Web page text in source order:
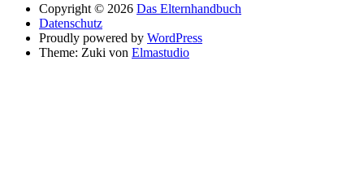
Copyright © 2026 Das Elternhandbuch
Datenschutz
Proudly powered by WordPress
Theme: Zuki von Elmastudio